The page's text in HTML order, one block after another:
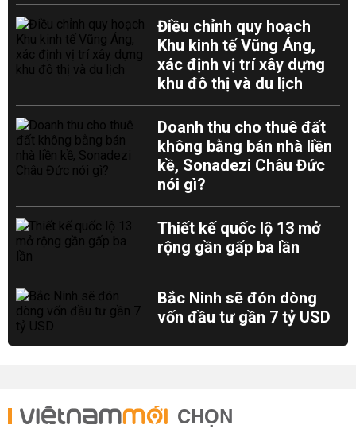
Điều chỉnh quy hoạch
Khu kinh tế Vũng Áng,
xác định vị trí xây dựng
khu đô thị và du lịch
Doanh thu cho thuê đất
không bằng bán nhà liền
kề, Sonadezi Châu Đức
nói gì?
Thiết kế quốc lộ 13 mở
rộng gần gấp ba lần
Bắc Ninh sẽ đón dòng
vốn đầu tư gần 7 tỷ USD
CHỌN